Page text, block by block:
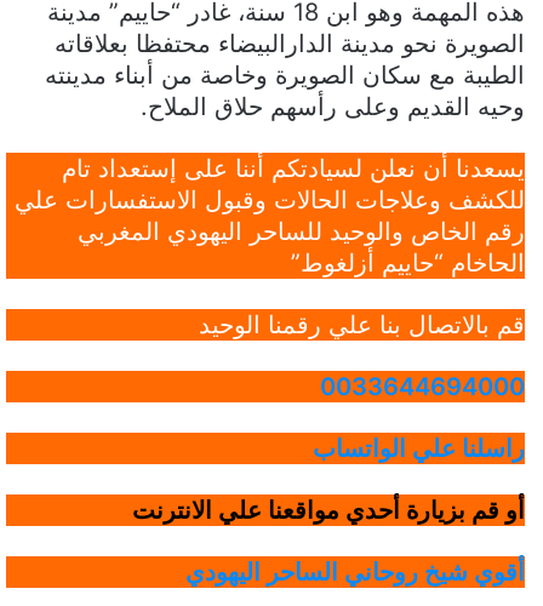
هذه المهمة وهو ابن 18 سنة، غادر “حاييم” مدينة
الصويرة نحو مدينة الدارالبيضاء محتفظا بعلاقاته
الطيبة مع سكان الصويرة وخاصة من أبناء مدينته
وحيه القديم وعلى رأسهم حلاق الملاح.
يسعدنا أن نعلن لسيادتكم أننا على إستعداد تام
للكشف وعلاجات الحالات وقبول الاستفسارات علي
رقم الخاص والوحيد للساحر اليهودي المغربي
الحاخام “حاييم أزلغوط”
قم بالاتصال بنا علي رقمنا الوحيد
0033644694000
راسلنا علي الواتساب
أو قم بزيارة أحدي مواقعنا علي الانترنت
أقوي شيخ روحاني الساحر اليهودي